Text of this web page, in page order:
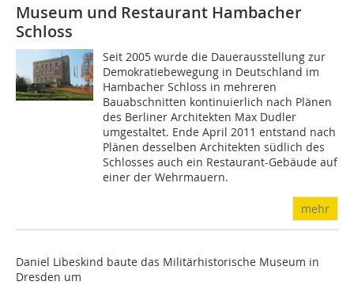
Museum und Restaurant Hambacher
Schloss
Seit 2005 wurde die Dauerausstellung zur
Demokratiebewegung in Deutschland im
Hambacher Schloss in mehreren
Bauabschnitten kontinuierlich nach Plänen
des Berliner Architekten Max Dudler
umgestaltet. Ende April 2011 entstand nach
Plänen desselben Architekten südlich des
Schlosses auch ein Restaurant-Gebäude auf
einer der Wehrmauern.
mehr
Daniel Libeskind baute das Militärhistorische Museum in
Dresden um